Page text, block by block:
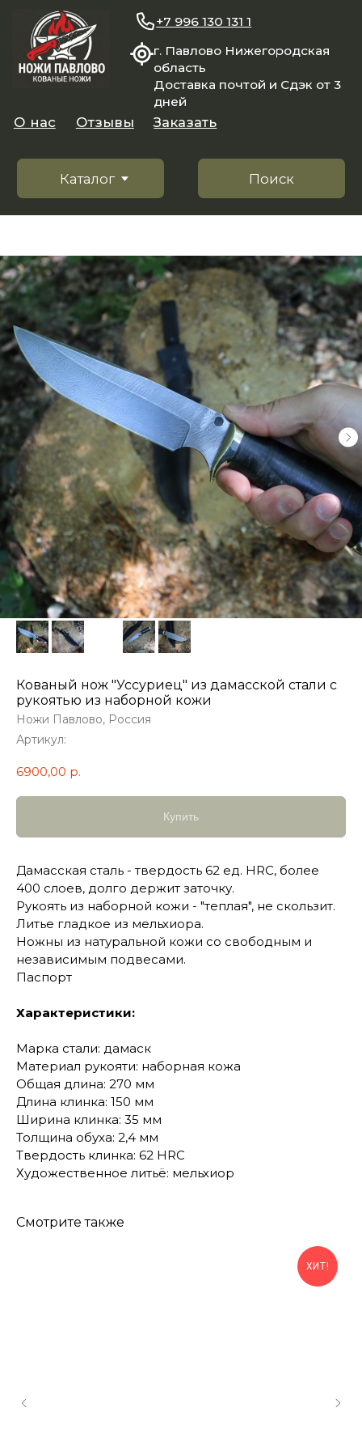
область
Доставка почтой и Сдэк от 3
Поиск
Каталог
Заказать
+7 996 130 131 1
Кованый нож "Уссуриец" из дамасской стали с
рукоятью из наборной кожи
Ножи Павлово, Россия
Артикул:
6900,00 р.
Купить
Дамасская сталь - твердость 62 ед. HRC, более
400 слоев, долго держит заточку.
Рукоять из наборной кожи - "теплая", не скользит.
Литье гладкое из мельхиора.
Ножны из натуральной кожи со свободным и
независимым подвесами.
Паспорт
Характеристики:
Марка стали: дамаск
Материал рукояти: наборная кожа
Общая длина: 270 мм
Длина клинка: 150 мм
Ширина клинка: 35 мм
Толщина обуха: 2,4 мм
Твердость клинка: 62 HRC
Художественное литьё: мельхиор
Смотрите также
ХИТ!
нашу продукцию. Позвоните нам или
оставьте запрос на звонок менеджера